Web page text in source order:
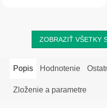
ZOBRAZIŤ VŠETKY
Popis Hodnotenie
Zloženie a parametre